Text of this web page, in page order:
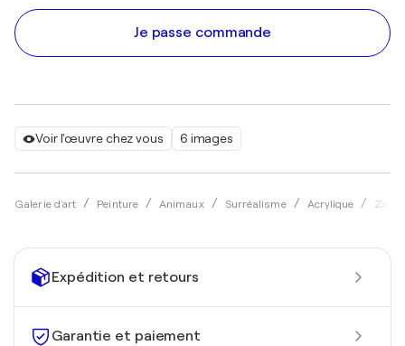
Voir l'œuvre chez vous 6 images
Galerie d'art Peinture Animaux Surréalisme Acrylique Zoe
Je passe commande
Expédition et retours
Garantie et paiement